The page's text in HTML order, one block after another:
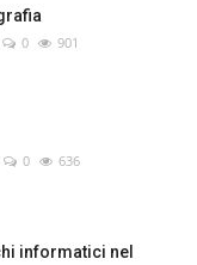
0 901
0 636
informatici nel